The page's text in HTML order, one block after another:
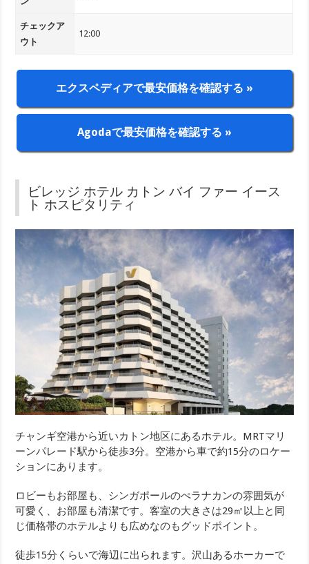
チェックア
ウト
12:00
エクスペディアで最安価格を確認する »
Agodaで最安価格を確認する »
ビレッジ ホテル カトン バイ ファー イース
ト ホスピタリティ
チャンギ空港から近いカトン地区にあるホテル。MRTマリ
ーンパレード駅から徒歩3分。空港から車で約15分のロケー
ションにあります。
ロビーもお部屋も、シンガポールのぺラナカンの雰囲気が
可愛く、お部屋も清潔です。客室の大きさは29㎡以上と同
じ価格帯のホテルよりも広めなのもグッドポイント。
徒歩15分くらいで海辺に出られます。沢山あるホーカーで